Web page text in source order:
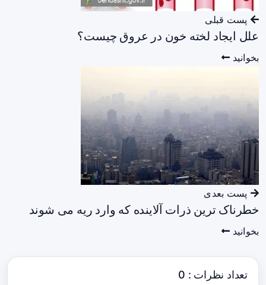
پست قبلی
علل ایجاد لخته خون در عروق چیست؟
بخوانید
پست بعدی
خطرناک ترین ذرات آلاینده که وارد ریه می شوند
بخوانید
تعداد نظرات : 0